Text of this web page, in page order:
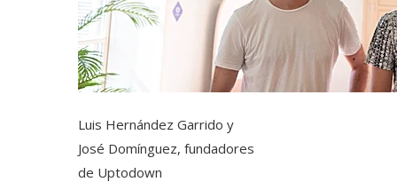
Luis Hernández Garrido y
José Domínguez, fundadores
de Uptodown